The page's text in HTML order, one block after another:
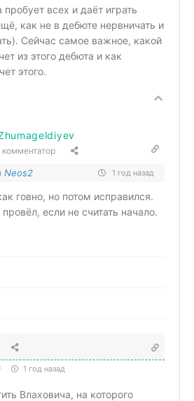
пробует всех и даёт играть
как не в дебюте нервничать и
Сейчас самое важное, какой
из этого дебюта и как
этого.
Neos2 1 год назад
говно, но потом исправился.
если не считать начало.
1 год назад
Влаховича, на которого